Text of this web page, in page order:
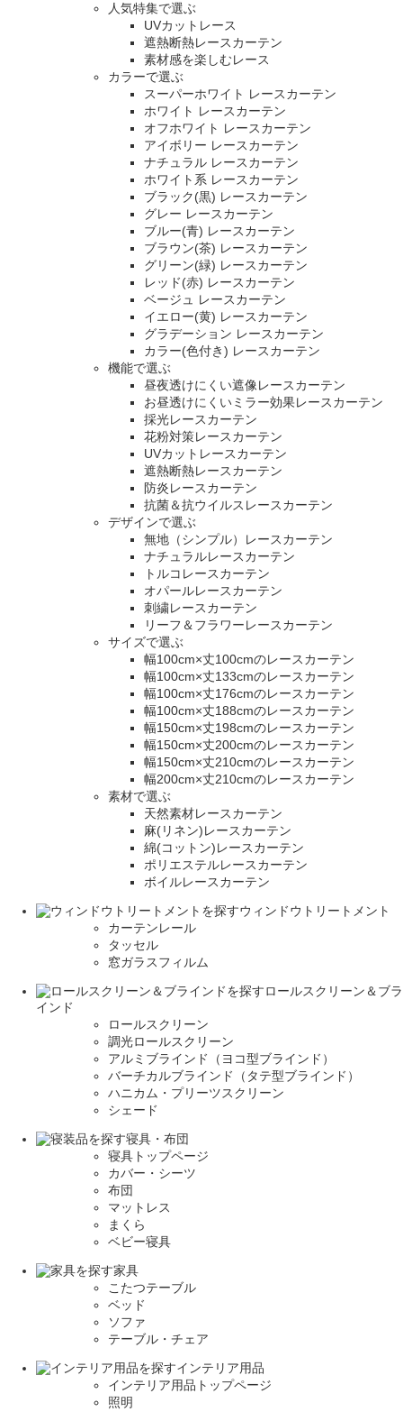
人気特集で選ぶ
UVカットレース
遮熱断熱レースカーテン
素材感を楽しむレース
カラーで選ぶ
スーパーホワイト レースカーテン
ホワイト レースカーテン
オフホワイト レースカーテン
アイボリー レースカーテン
ナチュラル レースカーテン
ホワイト系 レースカーテン
ブラック(黒) レースカーテン
グレー レースカーテン
ブルー(青) レースカーテン
ブラウン(茶) レースカーテン
グリーン(緑) レースカーテン
レッド(赤) レースカーテン
ベージュ レースカーテン
イエロー(黄) レースカーテン
グラデーション レースカーテン
カラー(色付き) レースカーテン
機能で選ぶ
昼夜透けにくい遮像レースカーテン
お昼透けにくいミラー効果レースカーテン
採光レースカーテン
花粉対策レースカーテン
UVカットレースカーテン
遮熱断熱レースカーテン
防炎レースカーテン
抗菌＆抗ウイルスレースカーテン
デザインで選ぶ
無地（シンプル）レースカーテン
ナチュラルレースカーテン
トルコレースカーテン
オパールレースカーテン
刺繍レースカーテン
リーフ＆フラワーレースカーテン
サイズで選ぶ
幅100cm×丈100cmのレースカーテン
幅100cm×丈133cmのレースカーテン
幅100cm×丈176cmのレースカーテン
幅100cm×丈188cmのレースカーテン
幅150cm×丈198cmのレースカーテン
幅150cm×丈200cmのレースカーテン
幅150cm×丈210cmのレースカーテン
幅200cm×丈210cmのレースカーテン
素材で選ぶ
天然素材レースカーテン
麻(リネン)レースカーテン
綿(コットン)レースカーテン
ポリエステルレースカーテン
ボイルレースカーテン
ウィンドウトリートメント
カーテンレール
タッセル
窓ガラスフィルム
ロールスクリーン＆ブラ
インド
ロールスクリーン
調光ロールスクリーン
アルミブラインド（ヨコ型ブラインド）
バーチカルブラインド（タテ型ブラインド）
ハニカム・プリーツスクリーン
シェード
寝具・布団
寝具トップページ
カバー・シーツ
布団
マットレス
まくら
ベビー寝具
家具
こたつテーブル
ベッド
ソファ
テーブル・チェア
インテリア用品
インテリア用品トップページ
照明